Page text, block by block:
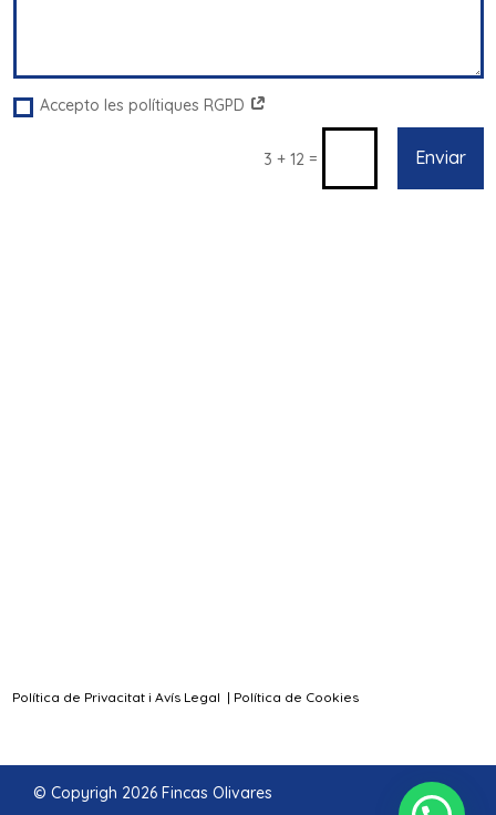
Accepto les polítiques RGPD
3 + 12 = Enviar
Política de Privacitat i Avís Legal | Política de Cookies
© Copyrigh 2026 Fincas Olivares